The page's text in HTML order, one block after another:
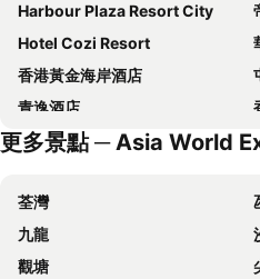
Harbour Plaza Resort City
Hotel Cozi Resort
香港黃金海岸酒店
青逸酒店
香港遠東絲麗酒店
Regala Skycity Hotel
長洲華威酒店
Disney Explorers Lodge
更多景點 ─ Asia World
荃灣
九龍
觀塘